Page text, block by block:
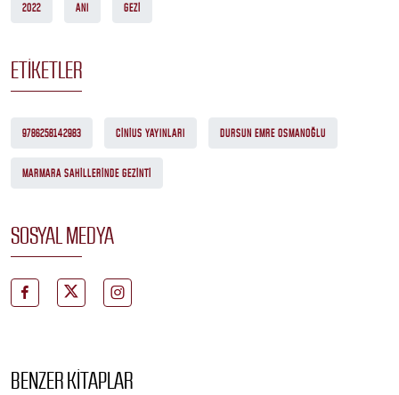
2022 ANI GEZI
ETIKETLER
9786258142983 CINIUS YAYINLARI DURSUN EMRE OSMANOĞLU
MARMARA SAHILLERINDE GEZINTI
SOSYAL MEDYA
BENZER KITAPLAR